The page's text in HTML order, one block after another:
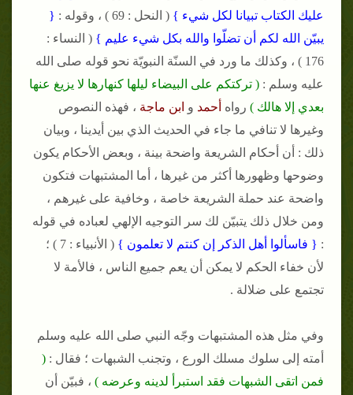
عليك الكتاب تبيانا لكل شيء } ( النحل : 69 ) ، وقوله :
{
يبيّن الله لكم أن تضلّوا والله بكل شيء عليم } ( النساء :
176 ) ، وكذلك ما ورد في السنّة النبويّة نحو قوله صلى الله
عليه وسلم : ( تركتكم على البيضاء ليلها كنهارها لا يزيغ عنها
بعدي إلا هالك ) رواه أحمد و ابن ماجة ، فهذه النصوص
وغيرها لا تنافي ما جاء في الحديث الذي بين أيدينا ، وبيان
ذلك : أن أحكام الشريعة واضحة بينة ، وبعض الأحكام يكون
وضوحها وظهورها أكثر من غيرها ، أما المشتبهات فتكون
واضحة عند حملة الشريعة خاصة ، وخافية على غيرهم ،
ومن خلال ذلك يتبيّن لك سر التوجيه الإلهي لعباده في قوله
: { فاسألوا أهل الذكر إن كنتم لا تعلمون }
( الأنبياء : 7 ) ؛
لأن خفاء الحكم لا يمكن أن يعم جميع الناس ، فالأمة لا
تجتمع على ضلالة .
وفي مثل هذه المشتبهات وجّه النبي صلى الله عليه وسلم
أمته إلى سلوك مسلك الورع ، وتجنب الشبهات ؛ فقال : (
فمن اتقى الشبهات فقد استبرأ لدينه وعرضه ) ، فبيّن أن